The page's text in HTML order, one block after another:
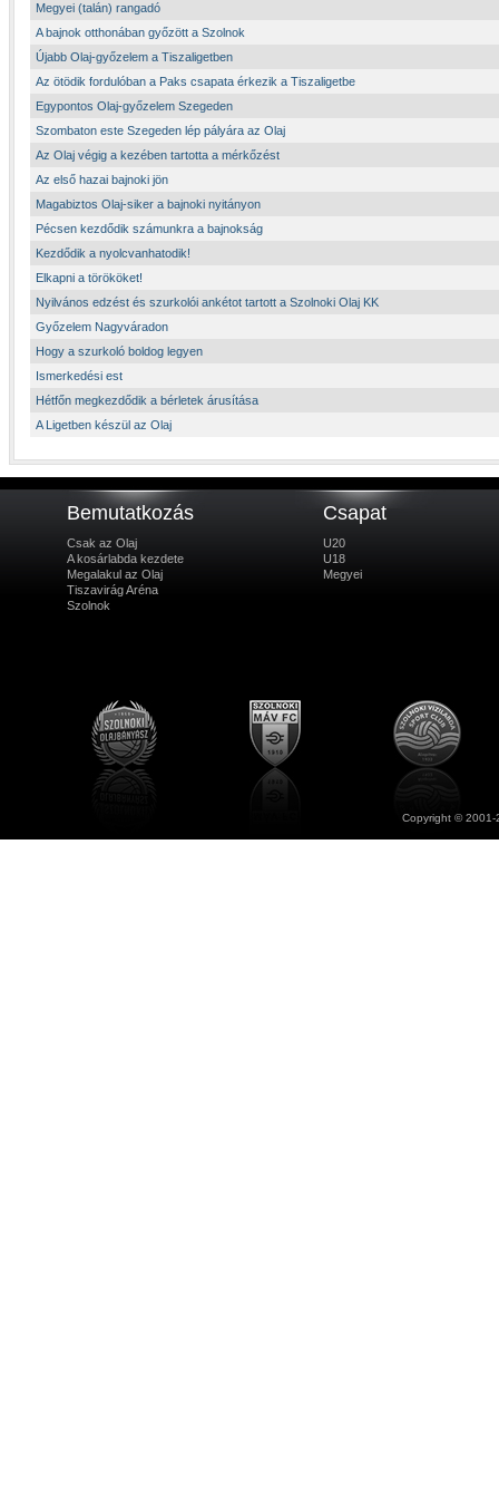
Megyei (talán) rangadó
A bajnok otthonában győzött a Szolnok
Újabb Olaj-győzelem a Tiszaligetben
Az ötödik fordulóban a Paks csapata érkezik a Tiszaligetbe
Egypontos Olaj-győzelem Szegeden
Szombaton este Szegeden lép pályára az Olaj
Az Olaj végig a kezében tartotta a mérkőzést
Az első hazai bajnoki jön
Magabiztos Olaj-siker a bajnoki nyitányon
Pécsen kezdődik számunkra a bajnokság
Kezdődik a nyolcvanhatodik!
Elkapni a törököket!
Nyilvános edzést és szurkolói ankétot tartott a Szolnoki Olaj KK
Győzelem Nagyváradon
Hogy a szurkoló boldog legyen
Ismerkedési est
Hétfőn megkezdődik a bérletek árusítása
A Ligetben készül az Olaj
Bemutatkozás
Csak az Olaj
A kosárlabda kezdete
Megalakul az Olaj
Tiszavirág Aréna
Szolnok
Csapat
U20
U18
Megyei
Copyright ©